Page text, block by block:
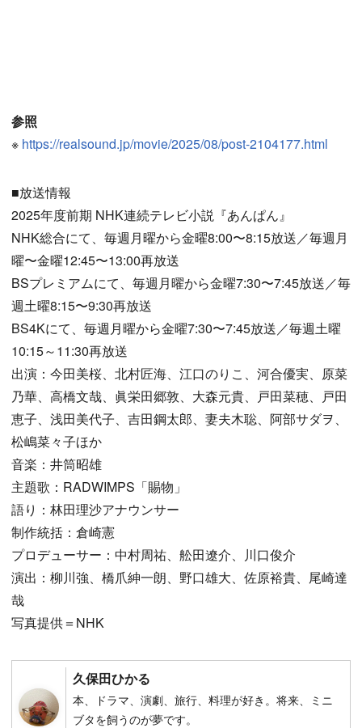
参照
※ https://realsound.jp/movie/2025/08/post-2104177.html
■放送情報
2025年度前期 NHK連続テレビ小説『あんぱん』
NHK総合にて、毎週月曜から金曜8:00〜8:15放送／毎週月
曜〜金曜12:45〜13:00再放送
BSプレミアムにて、毎週月曜から金曜7:30〜7:45放送／毎
週土曜8:15〜9:30再放送
BS4Kにて、毎週月曜から金曜7:30〜7:45放送／毎週土曜
10:15～11:30再放送
出演：今田美桜、北村匠海、江口のりこ、河合優実、原菜
乃華、高橋文哉、眞栄田郷敦、大森元貴、戸田菜穂、戸田
恵子、浅田美代子、吉田鋼太郎、妻夫木聡、阿部サダヲ、
松嶋菜々子ほか
音楽：井筒昭雄
主題歌：RADWIMPS「賜物」
語り：林田理沙アナウンサー
制作統括：倉崎憲
プロデューサー：中村周祐、舩田遼介、川口俊介
演出：柳川強、橋爪紳一朗、野口雄大、佐原裕貴、尾崎達
哉
写真提供＝NHK
久保田ひかる
本、ドラマ、演劇、旅行、料理が好き。将来、ミニ
ブタを飼うのが夢です。